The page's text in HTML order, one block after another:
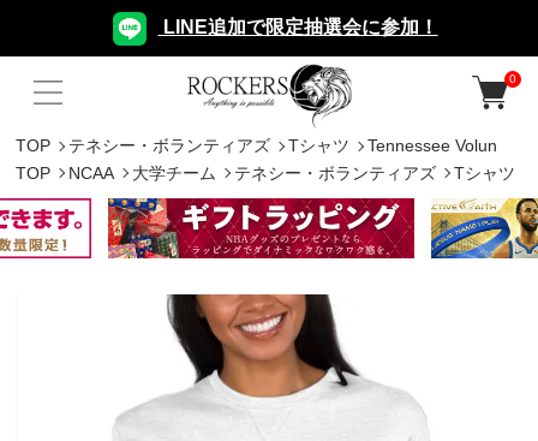
LINE追加で限定抽選会に参加！
0
TOP テネシー・ボランティアズ Tシャツ
Tennessee Volun
TOP
NCAA 大学チーム テネシー・ボランティアズ Tシャツ